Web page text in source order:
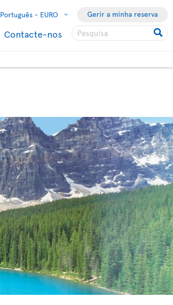
Português - EURO Gerir a minha reserva
Contacte-nos